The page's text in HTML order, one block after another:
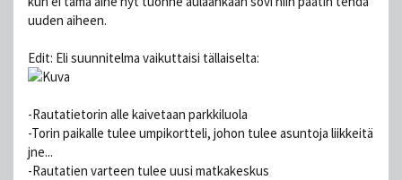
uuden aiheen.
Edit: Eli suunnitelma vaikuttaisi tällaiselta:
-Rautatietorin alle kaivetaan parkkiluola
-Torin paikalle tulee umpikortteli, johon tulee asuntoja liikkeitä
jne...
-Rautatien varteen tulee uusi matkakeskus